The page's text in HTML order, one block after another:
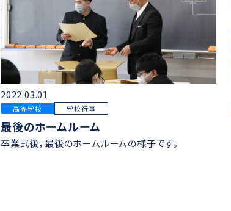
2022.03.01
高等学校 学校行事
最後のホームルーム
卒業式後，最後のホームルームの様子です。